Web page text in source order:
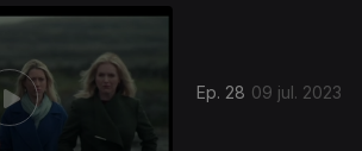
Ep. 28 09 jul. 2023